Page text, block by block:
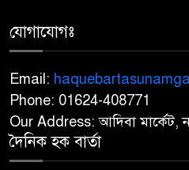
৮
৯
যোগাযোগঃ
Email:
Phone: 01624-408771
Our Address: আদিবা মার্কেট,
দৈনিক হক বার্তা